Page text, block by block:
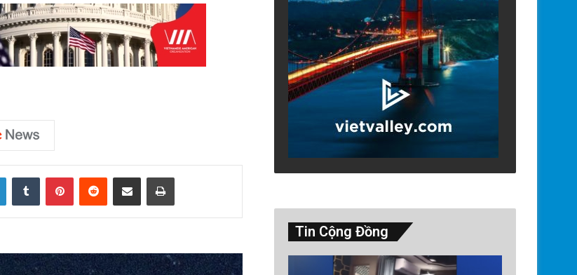
LinkedInTumblr PinterestReddit Share via Email Print
Tin Cộng Đồng